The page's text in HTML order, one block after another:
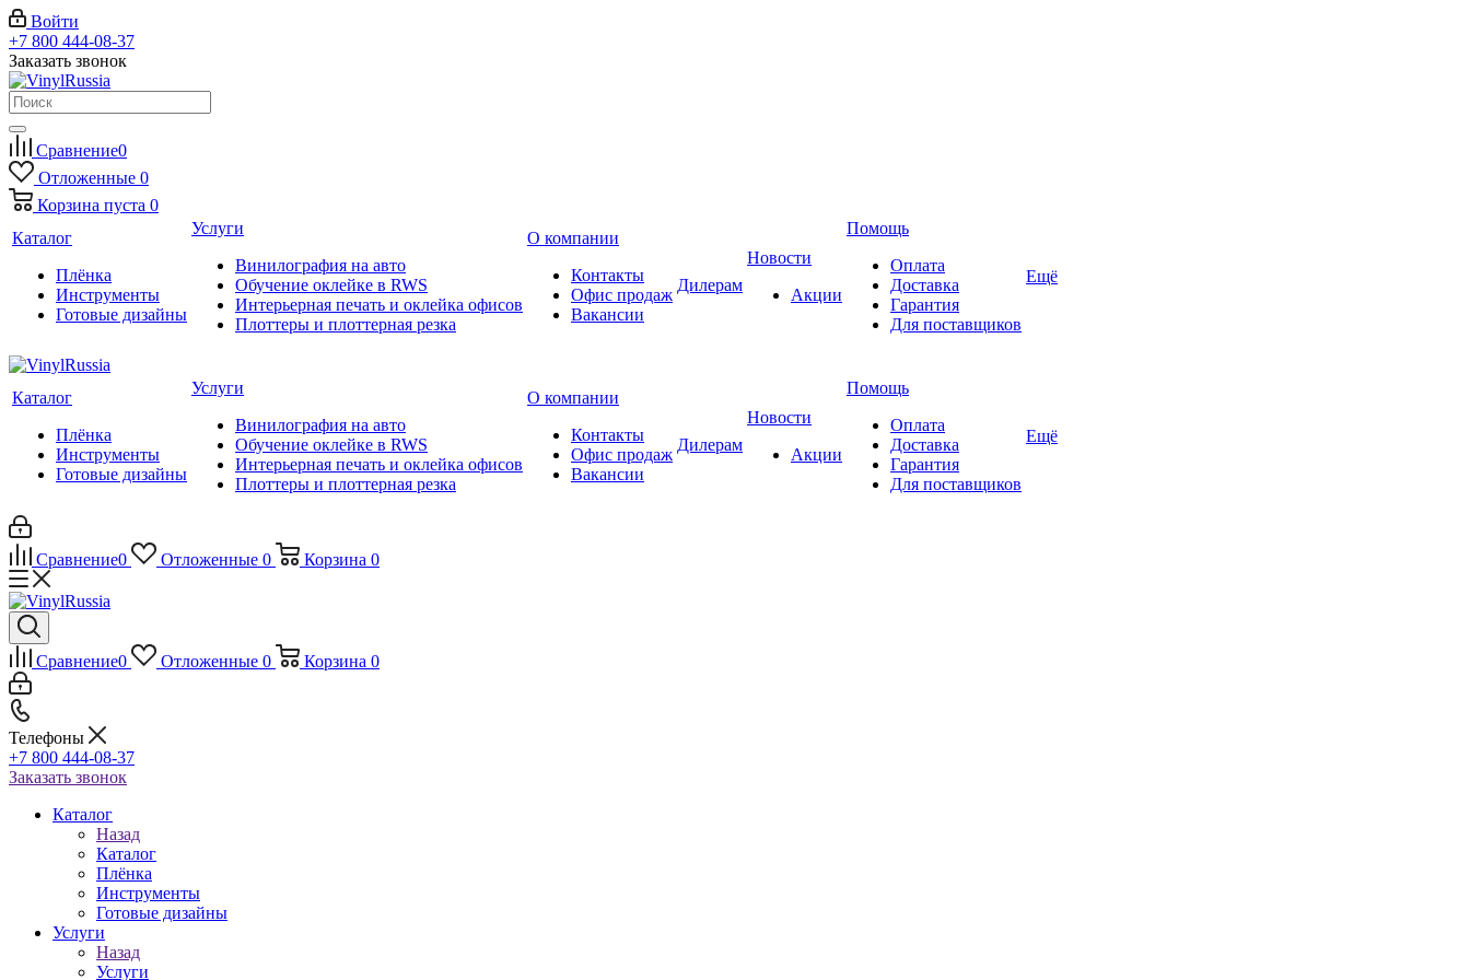
Войти
+7 800 444-08-37
Заказать звонок
Сравнение0
Отложенные 0
Корзина пуста 0
Каталог
Плёнка
Инструменты
Готовые дизайны
Услуги
Винилография на авто
Обучение оклейке в RWS
Интерьерная печать и оклейка офисов
Плоттеры и плоттерная резка
О компании
Контакты
Офис продаж
Вакансии
Дилерам
Новости
Акции
Помощь
Оплата
Доставка
Гарантия
Для поставщиков
Ещё
Каталог
Плёнка
Инструменты
Готовые дизайны
Услуги
Винилография на авто
Обучение оклейке в RWS
Интерьерная печать и оклейка офисов
Плоттеры и плоттерная резка
О компании
Контакты
Офис продаж
Вакансии
Дилерам
Новости
Акции
Помощь
Оплата
Доставка
Гарантия
Для поставщиков
Ещё
Сравнение0 Отложенные 0 Корзина 0
Сравнение0 Отложенные 0 Корзина 0
Телефоны
+7 800 444-08-37
Заказать звонок
Каталог
Назад
Каталог
Плёнка
Инструменты
Готовые дизайны
Услуги
Назад
Услуги